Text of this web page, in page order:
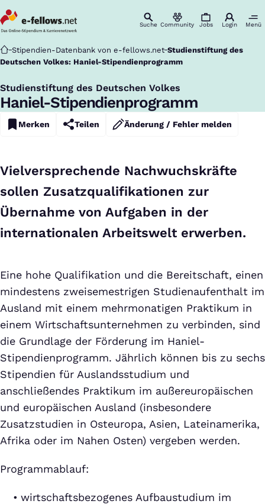
Suche Community Jobs Login Menü
Startseite
Stipendien-Datenbank von e-fellows.net Studienstiftung des
Deutschen Volkes: Haniel-Stipendienprogramm
Studienstiftung des Deutschen Volkes
:
Haniel-Stipendienprogramm
Merken Teilen Änderung / Fehler melden
Vielversprechende Nachwuchskräfte
sollen Zusatzqualifikationen zur
Übernahme von Aufgaben in der
internationalen Arbeitswelt erwerben.
Eine hohe Qualifikation und die Bereitschaft, einen
mindestens zweisemestrigen Studienaufenthalt im
Ausland mit einem mehrmonatigen Praktikum in
einem Wirtschaftsunternehmen zu verbinden, sind
die Grundlage der Förderung im Haniel-
Stipendienprogramm. Jährlich können bis zu sechs
Stipendien für Auslandsstudium und
anschließendes Praktikum im außereuropäischen
und europäischen Ausland (insbesondere
Zusatzstudien in Osteuropa, Asien, Lateinamerika,
Afrika oder im Nahen Osten) vergeben werden.
Programmablauf:
wirtschaftsbezogenes Aufbaustudium im